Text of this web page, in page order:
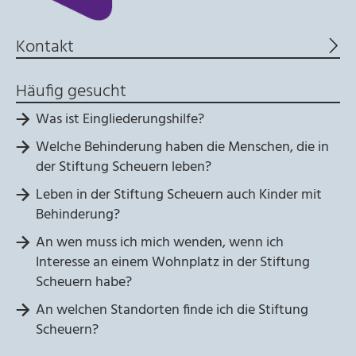
Kontakt
Häufig gesucht
Was ist Eingliederungshilfe?
Welche Behinderung haben die Menschen, die in
der Stiftung Scheuern leben?
Leben in der Stiftung Scheuern auch Kinder mit
Behinderung?
An wen muss ich mich wenden, wenn ich
Interesse an einem Wohnplatz in der Stiftung
Scheuern habe?
An welchen Standorten finde ich die Stiftung
Scheuern?
mtm_consent oder
mtm_consent_removed
Name:
Anbieter:
Zweck:
Speichert, ob Sie der Seitenstatistik mit Matomo
zugestimmt haben
unbegrenzt
STATISTIK